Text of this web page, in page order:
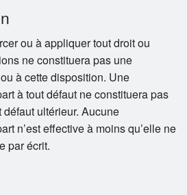
ou à appliquer tout droit ou
ne constituera pas une
à cette disposition. Une
à tout défaut ne constituera pas
ultérieur. Aucune
n’est effective à moins qu’elle ne
par écrit.